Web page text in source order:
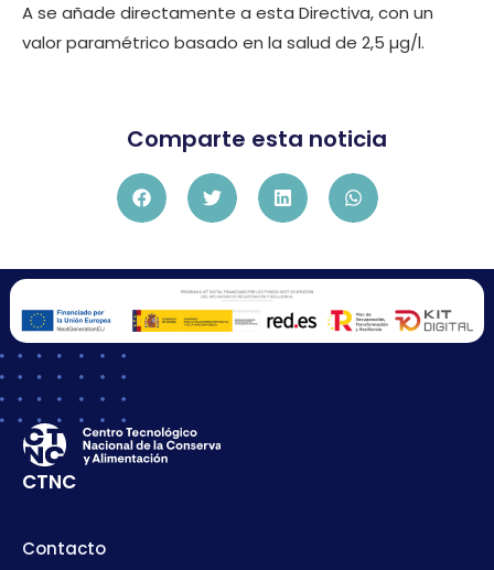
A se añade directamente a esta Directiva, con un
valor paramétrico basado en la salud de 2,5 µg/l.
Comparte esta noticia
CTNC
Contacto